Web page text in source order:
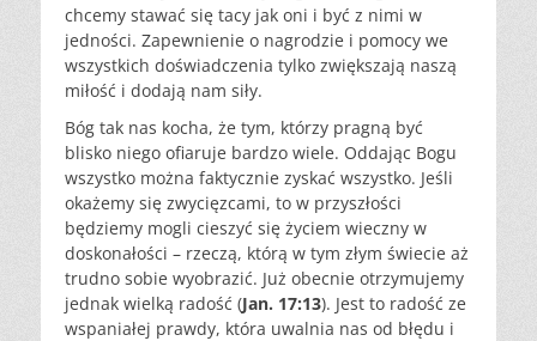
chcemy stawać się tacy jak oni i być z nimi w
jedności. Zapewnienie o nagrodzie i pomocy we
wszystkich doświadczenia tylko zwiększają naszą
miłość i dodają nam siły.
Bóg tak nas kocha, że tym, którzy pragną być
blisko niego ofiaruje bardzo wiele. Oddając Bogu
wszystko można faktycznie zyskać wszystko. Jeśli
okażemy się zwycięzcami, to w przyszłości
będziemy mogli cieszyć się życiem wieczny w
doskonałości – rzeczą, którą w tym złym świecie aż
trudno sobie wyobrazić. Już obecnie otrzymujemy
jednak wielką radość (Jan. 17:13). Jest to radość ze
wspaniałej prawdy, która uwalnia nas od błędu i